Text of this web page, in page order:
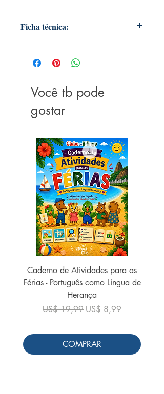
Ficha técnica:
março 2008)
Idioma ‏ : ‎ Português
ISBN-13 ‏ : ‎ 978-8599772218
Dimensões ‏ : ‎ 12.95 x 8.64 x 0.76 cm
Você tb pode
gostar
Caderno de Atividades para as
Férias - Português como Língua de
Herança
Preço normal
US$ 19,99 Preço promocional
US$ 8,99
COMPRAR